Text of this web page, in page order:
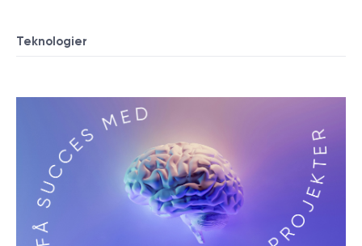
Teknologier